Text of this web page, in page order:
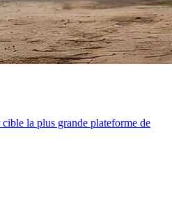
la plus grande plateforme de